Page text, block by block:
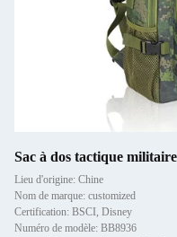
Sac à dos tactique
Lieu d'origine: Chine
Nom de marque: customized
Certification: BSCI, Disney
Numéro de modèle: BB8936